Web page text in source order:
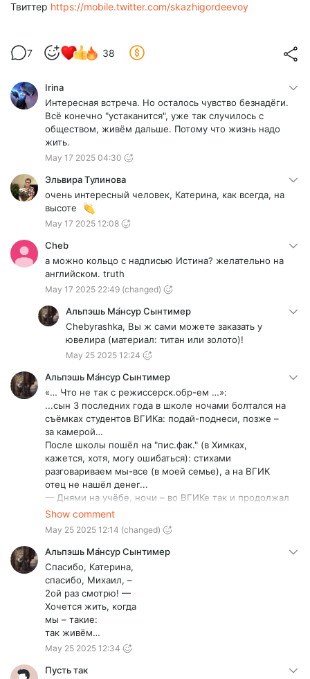
Твиттер https://mobile.twitter.com/skazhigordeevoy
7 38
Irina
Интересная встреча. Но осталось чувство безнадёги.
Всё конечно "устаканится", уже так случилось с
обществом, живём дальше. Потому что жизнь надо
жить.
May 17 2025 04:30
Эльвира Тулинова
очень интересный человек, Катерина, как всегда, на
высоте
May 17 2025 12:08
Cheb
а можно кольцо с надписью Истина? желательно на
английском. truth
May 17 2025 22:49 (changed)
Альпэшь Ма́нсур Сынтимер
Chebyrashka, Вы ж сами можете заказать у
ювелира (материал: титан или золото)!
May 25 2025 12:24
Альпэшь Ма́нсур Сынтимер
«… Что не так с режиссерск.обр-ем …»:
...сын 3 последних года в школе ночами болтался на
съёмках студентов ВГИКа: подай-поднеси, позже –
за камерой…
После школы пошёл на "пис.фак." (в Химках,
кажется, хотя, могу ошибаться): стихами
разговариваем мы-все (в моей семье), а на ВГИК
отец не нашёл денег...
— Днями на учёбе, ночи – во ВГИКе так и продолжал
работать…
— Да, уже работал, попутно, нарабатывая
мастерство фото-художника (ну, и – деньги),
устроившись работать в фото-студии.
— В кон. IIIго курса такой жизни загремел в
реанимацию с остановкой сердца.
Тут отец:
„Чёрт – с тобой! иди на операторский.” - …сын к тому
времени заматерел и поступил в… ГИТР, что «… во
ВГИКе крепостное право никто и не отменял …» -
погиб 22 сент. 2022 г. – в… 20 км от границы, уже на
территории Казаkстана...
Понятно, что мы-все – талантливые: он, до кучи, был
Show comment
May 25 2025 12:14 (changed)
Альпэшь Ма́нсур Сынтимер
Спасибо, Катерина,
спасибо, Михаил, –
2ой раз смотрю! —
Хочется жить, когда
мы – такие:
так живём…
May 25 2025 12:34
Пусть так